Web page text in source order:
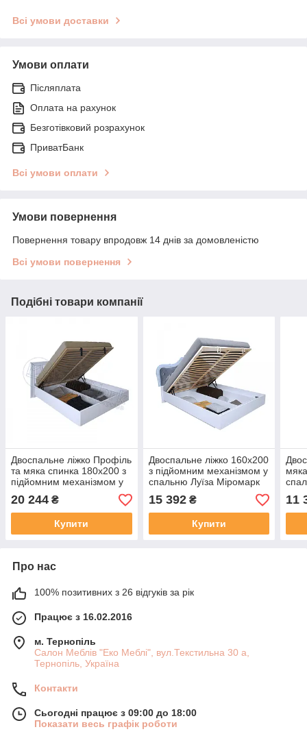
Всі умови доставки
Умови оплати
Післяплата
Оплата на рахунок
Безготівковий розрахунок
ПриватБанк
Всі умови оплати
Умови повернення
Повернення товару впродовж 14 днів за домовленістю
Всі умови повернення
Подібні товари компанії
Двоспальне ліжко Профіль
та мяка спинка 180х200 з
підйомним механізмом у
спальню Белла Білий
Глянець Міромарк
20 244 ₴
Купити
Двоспальне ліжко 160х200
з підйомним механізмом у
спальню Луїза Міромарк
15 392₴
Купити
11
Про нас
100% позитивних з 26 відгуків за рік
Працює з 16.02.2016
м. Тернопіль
Салон Меблів "Еко Меблі", вул.Текстильна 30 а,
Тернопіль, Україна
Контакти
Сьогодні працює з 09:00 до 18:00
Показати весь графік роботи